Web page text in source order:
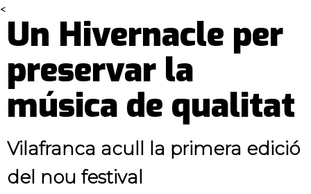
Un Hivernacle per
preservar la
música de qualitat
Vilafranca acull la primera edició
del nou festival
<